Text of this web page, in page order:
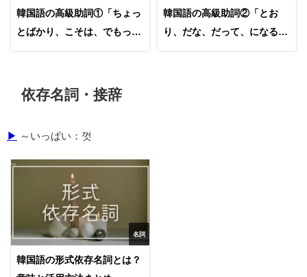
韓国語の高級助詞①「ちょっ
とばかり、こそは、でもっ
韓国語の高級助詞②「とお
り、だな、だって、になるほ
依存名詞・接辞
▶ ～いっぱい：껏
名詞
韓国語の形式依存名詞とは？